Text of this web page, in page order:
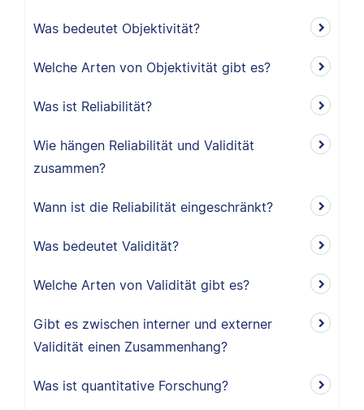
Was bedeutet Objektivität?
Welche Arten von Objektivität gibt es?
Was ist Reliabilität?
Wie hängen Reliabilität und Validität
zusammen?
Wann ist die Reliabilität eingeschränkt?
Was bedeutet Validität?
Welche Arten von Validität gibt es?
Gibt es zwischen interner und externer
Validität einen Zusammenhang?
Was ist quantitative Forschung?